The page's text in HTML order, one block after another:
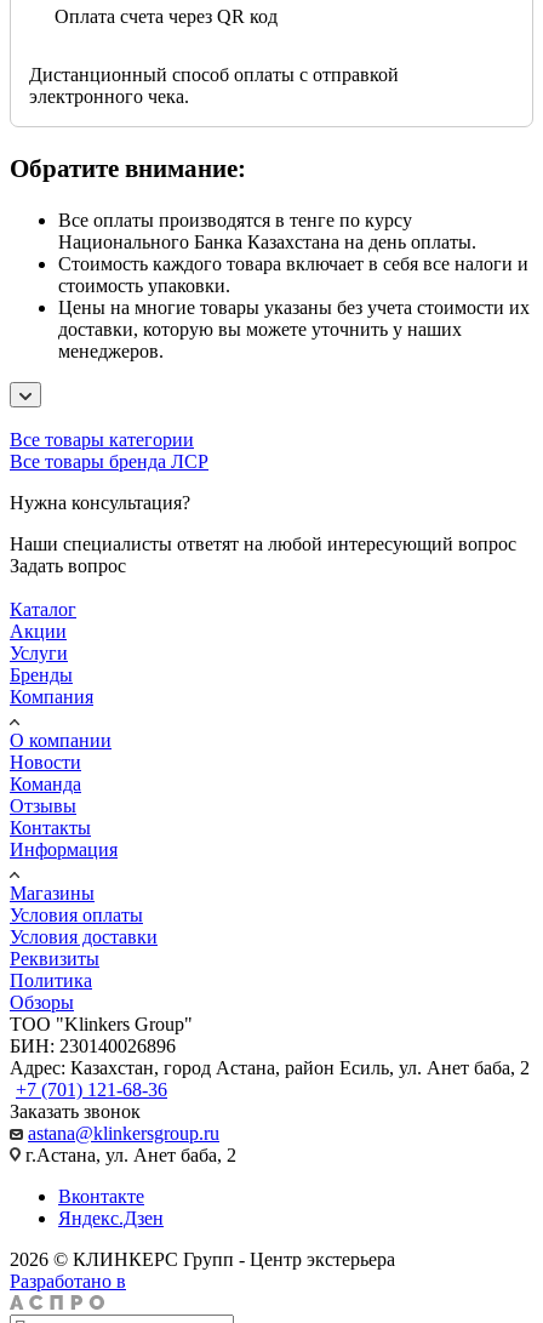
Оплата счета через QR код
Дистанционный способ оплаты с отправкой
электронного чека.
Обратите внимание:
Все оплаты производятся в тенге по курсу
Национального Банка Казахстана на день оплаты.
Стоимость каждого товара включает в себя все налоги и
стоимость упаковки.
Цены на многие товары указаны без учета стоимости их
доставки, которую вы можете уточнить у наших
менеджеров.
Все товары категории
Все товары бренда ЛСР
Нужна консультация?
Наши специалисты ответят на любой интересующий вопрос
Задать вопрос
Каталог
Акции
Услуги
Бренды
Компания
О компании
Новости
Команда
Отзывы
Контакты
Информация
Магазины
Условия оплаты
Условия доставки
Реквизиты
Политика
Обзоры
TOO "Klinkers Group"
БИН: 230140026896
Адрес: Казахстан, город Астана, район Есиль, ул. Анет баба, 2
+7 (701) 121-68-36
Заказать звонок
astana@klinkersgroup.ru
г.Астана, ул. Анет баба, 2
Вконтакте
Яндекс.Дзен
2026 © КЛИНКЕРС Групп - Центр экстерьера
Разработано в